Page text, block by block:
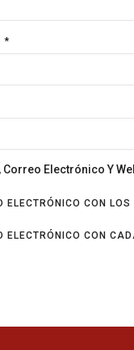
*
Electrónico Y
ELECTRÓNICO CON
ELECTRÓNICO CON